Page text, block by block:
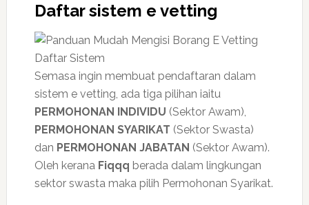
Daftar sistem e vetting
Semasa ingin membuat pendaftaran dalam
sistem e vetting, ada tiga pilihan iaitu
PERMOHONAN INDIVIDU (Sektor Awam),
PERMOHONAN SYARIKAT (Sektor Swasta)
dan PERMOHONAN JABATAN (Sektor Awam).
Oleh kerana Fiqqq berada dalam lingkungan
sektor swasta maka pilih Permohonan Syarikat.